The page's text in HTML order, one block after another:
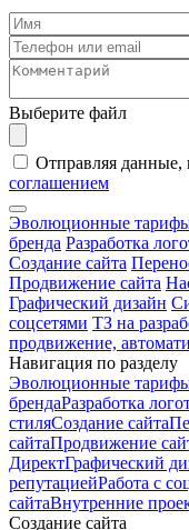
Выберите файл
Отправляя данные,
соглашением
Эволюционные
бренда Разработка
Создание сайта
Продвижение сайта
Графический дизайн
соцсетями ТЗ на
продвижение,
Навигация по разделу
Эволюционные
брендаРазработка
стиляСоздание сайта
сайтаПродвижение
ДиректГрафический
репутациейРабота с
сайтаВнутренние
Создание сайта